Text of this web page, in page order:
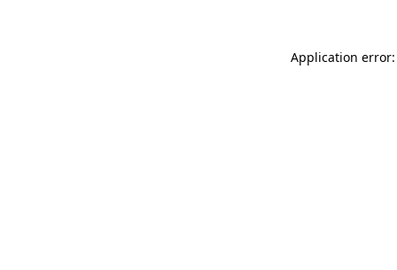
Application